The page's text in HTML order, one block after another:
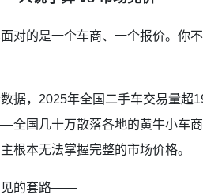
的是一个车商、一个报价。你不
，2025年全国二手车交易量超
全国几十万散落各地的黄牛小车
根本无法掌握完整的市场价格。
的套路——